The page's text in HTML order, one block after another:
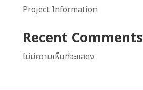
Project Information
Recent Comments
ไม่มีความเห็นที่จะแสดง